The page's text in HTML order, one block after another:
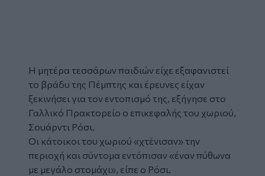
Η μητέρα τεσσάρων παιδιών είχε εξαφανιστεί
το βράδυ της Πέμπτης και έρευνες είχαν
ξεκινήσει για τον εντοπισμό της, εξήγησε στο
Γαλλικό Πρακτορείο ο επικεφαλής του χωριού,
Σουάρντι Ρόσι.
Οι κάτοικοι του χωριού «χτένισαν» την
περιοχή και σύντομα εντόπισαν «έναν πύθωνα
με μεγάλο στομάχι», είπε ο Ρόσι.